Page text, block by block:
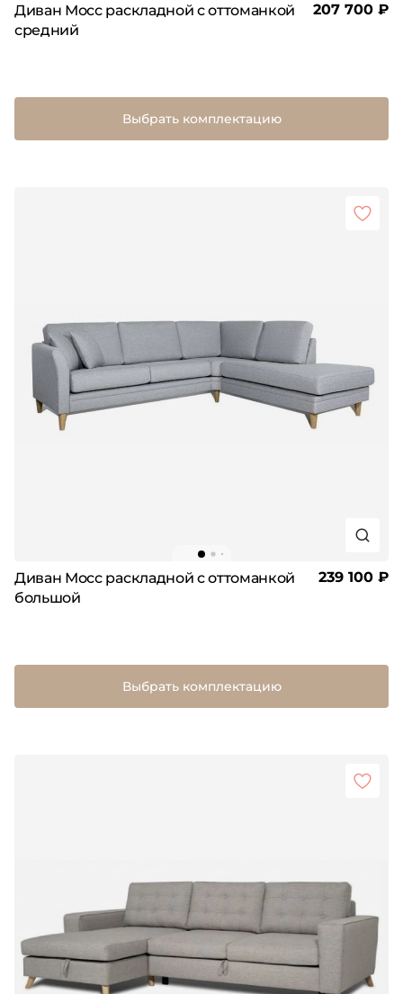
Диван Мосс раскладной с оттоманкой
средний
207 700 ₽
Выбрать комплектацию
Диван Мосс раскладной с оттоманкой
большой
239 100 ₽
Выбрать комплектацию